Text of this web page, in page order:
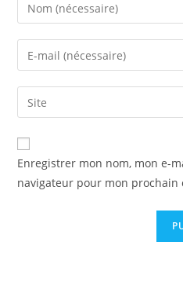
Enregistrer mon nom, mon e-
navigateur pour mon prochain